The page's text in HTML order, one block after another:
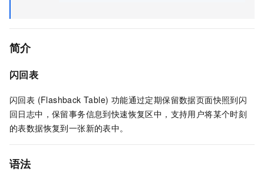
简介
闪回表
闪回表 (Flashback Table) 功能通过定期保留数据页面快照到闪
回日志中，保留事务信息到快速恢复区中，支持用户将某个时刻
的表数据恢复到一张新的表中。
语法